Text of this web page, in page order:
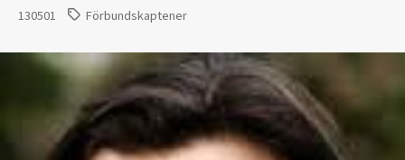
130501 Förbundskaptener